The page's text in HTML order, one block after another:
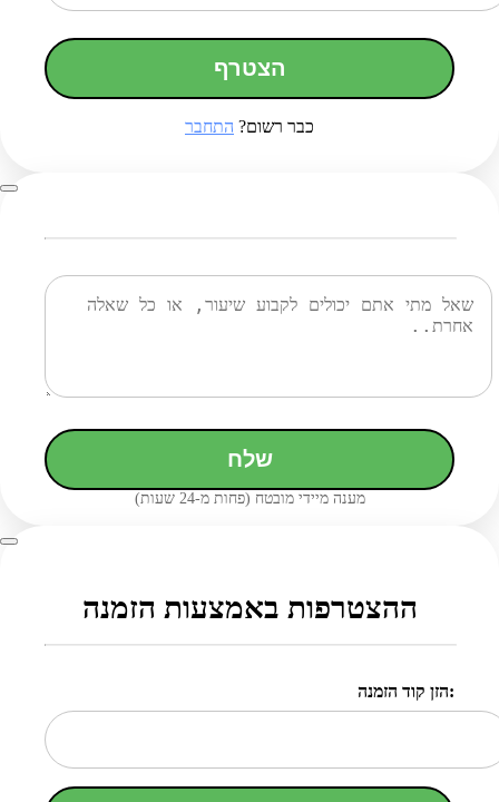
הצטרף
כבר רשום? התחבר
שלח
מענה מיידי מובטח (פחות מ-24 שעות)
ההצטרפות באמצעות הזמנה
הזן קוד הזמנה: